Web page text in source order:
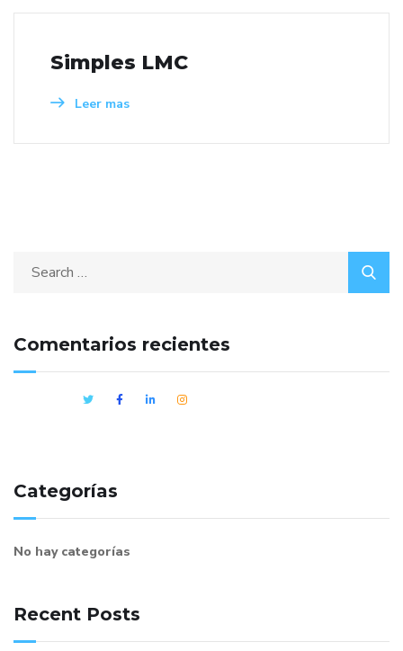
Simples LMC
Leer mas
Comentarios recientes
Categorías
No hay categorías
Recent Posts